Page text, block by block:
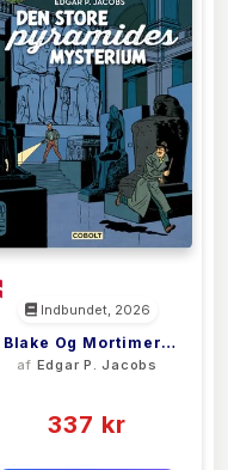
Indbundet, 2026
Blake Og Mortimers
Klassiske Eventyr 2
af Edgar P. Jacobs
337 kr